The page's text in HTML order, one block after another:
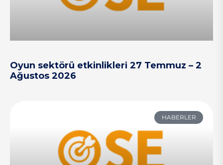
Oyun sektörü etkinlikleri 27 Temmuz – 2
Ağustos 2026
HABERLER